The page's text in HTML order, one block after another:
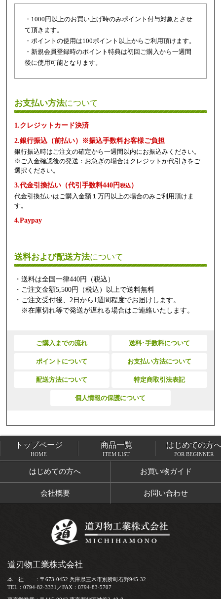
・1000円以上のお買い上げ時のみポイント付与対象とさせ
て頂きます。
・ポイントの使用は100ポイント以上からご利用頂けます。
・新規会員登録時のポイント特典は初回ご購入から一週間
後に使用可能となります。
お支払い方法について
1.クレジットカード決済
2.銀行振込（前払い）※振込手数料お客様ご負担
銀行振込時はご注文の確定から一週間以内にお振込みください。
※ご入金確認後の発送：お急ぎの場合はクレジットか代引きをご
選択ください。
3.代金引換払い（代引手数料440円税込）
代金引換払いはご購入金額１万円以上の場合のみご利用頂けま
す。
4.Paypay
送料および配送方法について
・送料は全国一律440円（税込）
・ご注文金額5,500円（税込）以上で送料無料
・ご注文受付後、2日から1週間程度でお届けします。
※在庫切れ等で発送が遅れる場合はご連絡いたします。
ご購入までの流れ 送料･手数料について
ポイントについて お支払い方法について
配送方法について 特定商取引法表記
個人情報の保護について
トップページ 商品一覧
はじめての方へ お買い物ガイド
会社概要 お問い合わせ
トップページ
HOME
商品一覧
ITEM LIST
はじめての方へ
FOR BEGINNER
道刃物工業株式会社
本 社 ：〒673-0452 兵庫県三木市別所町石野945-32
TEL：0794-82-3331／FAX：0794-83-5707